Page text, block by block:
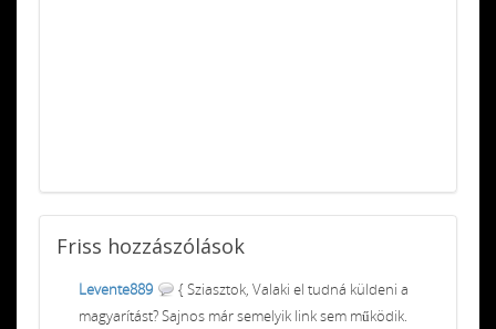
Friss hozzászólások
Levente889
{ Sziasztok, Valaki el tudná küldeni a
magyarítást? Sajnos már semelyik link sem működik.